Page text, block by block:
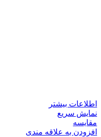
اطلاعات بیشتر
نمایش سریع
مقايسه
افزودن به علاقه مندی